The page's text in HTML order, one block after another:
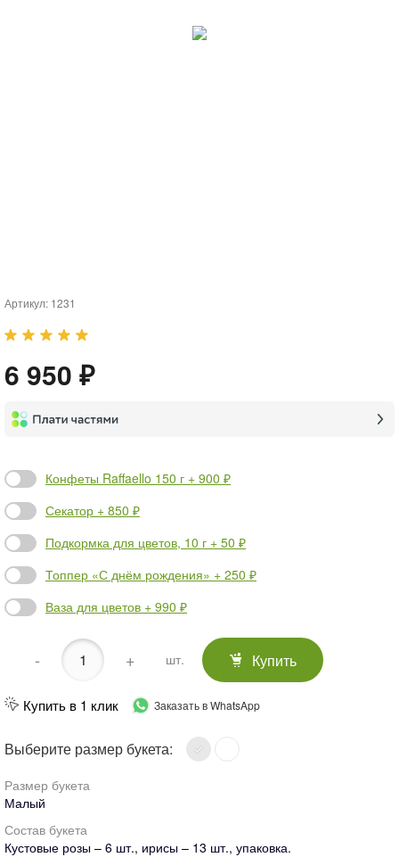
Артикул: 1231
6 950 ₽
Конфеты Raffaello 150 г + 900 ₽
Секатор + 850 ₽
Подкормка для цветов, 10 г + 50 ₽
Топпер «С днём рождения» + 250 ₽
Ваза для цветов + 990 ₽
- + шт. Купить
Купить в 1 клик Заказать в WhatsApp
Выберите размер букета:
Размер букета
Малый
Состав букета
Кустовые розы – 6 шт., ирисы – 13 шт., упаковка.